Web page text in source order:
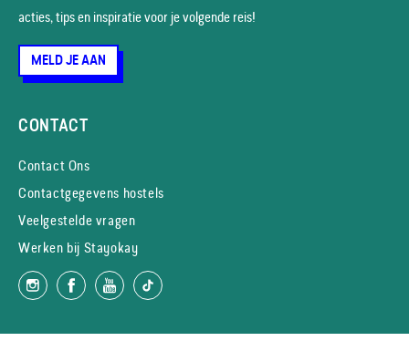
acties, tips en inspiratie voor je volgende reis!
MELD JE AAN
CONTACT
Contact Ons
Contactgegevens hostels
Veelgestelde vragen
Werken bij Stayokay